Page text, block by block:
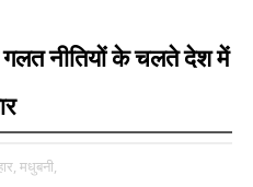
नीतियों के चलते देश में
मधुबनी,